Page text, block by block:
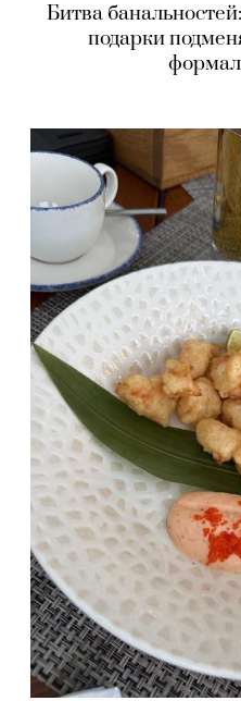
Битва
подарки